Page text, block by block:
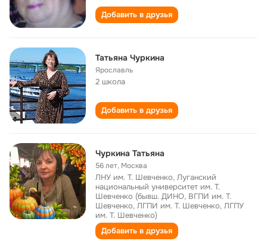
Добавить в друзья
Татьяна Чуркина
Ярославль
2 школа
Добавить в друзья
Чуркина Татьяна
56 лет, Москва
ЛНУ им. Т. Шевченко, Луганский
национальный университет им. Т.
Шевченко (бывш. ДИНО, ВГПИ им. Т.
Шевченко, ЛГПИ им. Т. Шевченко, ЛГПУ
им. Т. Шевченко)
Добавить в друзья